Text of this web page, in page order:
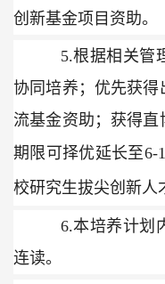
创新基金项目资助。
5.根据相关管
协同培养；优先获
流基金资助；获得
期限可择优延长至6-
校研究生拔尖创新人
6.本培养计划
连读。